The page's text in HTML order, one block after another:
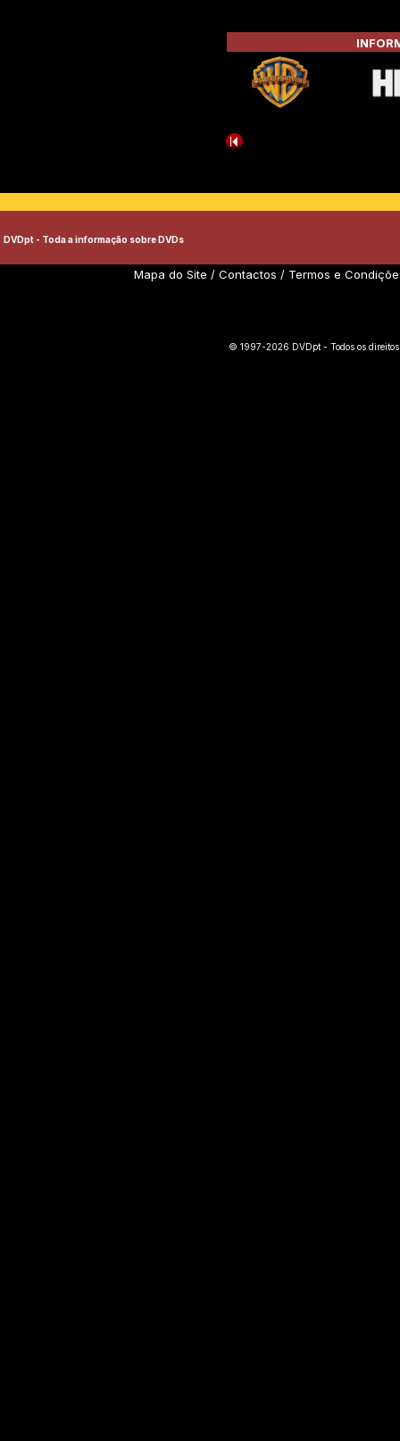
DVDpt - Toda a informação sobre DVDs
Mapa do Site / Contactos / Termos e
© 1997-2026 DVDpt - Todos os direitos